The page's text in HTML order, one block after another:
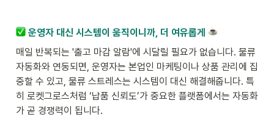
운영자 대신 시스템이 움직이니까, 더 여유롭게
매일 반복되는 '출고 마감 알람'에 시달릴 필요가 없습니다. 물류
자동화와 연동되면, 운영자는 본업인 마케팅이나 상품 관리에 집
중할 수 있고, 물류 스트레스는 시스템이 대신 해결해줍니다. 특
히 로켓그로스처럼 ‘납품 신뢰도’가 중요한 플랫폼에서는 자동화
가 곧 경쟁력이 됩니다.